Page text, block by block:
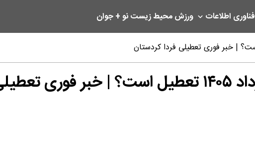
فناوری اطلاعات ورزشمحیط زیستنو + جوان